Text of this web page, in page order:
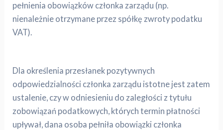
pełnienia obowiązków członka zarządu (np.
nienależnie otrzymane przez spółkę zwroty podatku
VAT).
Dla określenia przesłanek pozytywnych
odpowiedzialności członka zarządu istotne jest zatem
ustalenie, czy w odniesieniu do zaległości z tytułu
zobowiązań podatkowych, których termin płatności
upływał, dana osoba pełniła obowiązki członka